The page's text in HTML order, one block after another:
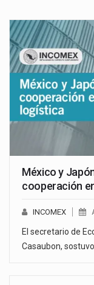
México y
cooperación
INCOMEX
El secretario de
Casaubon,